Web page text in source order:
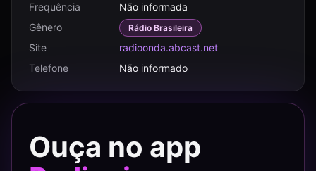
Frequência
Não informada
Gênero
Rádio Brasileira
Site
radioonda.abcast.net
Telefone
Não informado
Ouça no app